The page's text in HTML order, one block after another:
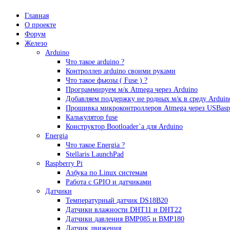
Главная
О проекте
Форум
Железо
Arduino
Что такое аrduino ?
Контроллер arduino своими руками
Что такое фьюзы ( Fuse ) ?
Программируем м/к Atmega через Arduino
Добавляем поддержку не родных м/к в среду
Прошивка микроконтроллеров Atmega через USBasp
Калькулятор fuse
Конструктор Bootloader`а для Arduino
Energia
Что такое Energia ?
Stellaris LaunchPad
Raspberry Pi
Азбука по Linux системам
Работа с GPIO и датчиками
Датчики
Температурный датчик DS18B20
Датчики влажности DHT11 и DHT22
Датчики давления BMP085 и BMP180
Датчик движения